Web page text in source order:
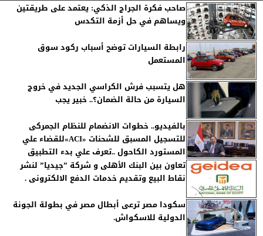
صاحب فكرة الجراج الذكي: يعتمد على طريقتين
ويساهم في حل أزمة التكدس
رابطة السيارات توضح أسباب ركود سوق
المستعمل
هل يتسبب فرش الكراسي الجديد في خروج
السيارة من حالة الضمان؟.. خبير يجب
بالفيديو.. خطوات الانضمام للنظام الجمركى
للتسجيل المسبق للشحنات «ACI»للقضاء علي
المستورد الكاحول ..تعرف علي بدء التطبيق
تعاون بين البنك الأهلى و شركة ”جيديا” لنشر
نقاط البيع وتقديم خدمات الدفع الالكترونى .
سكودا مصر ترعى أبطال مصر في بطولة الجونة
الدولية للاسكواش.